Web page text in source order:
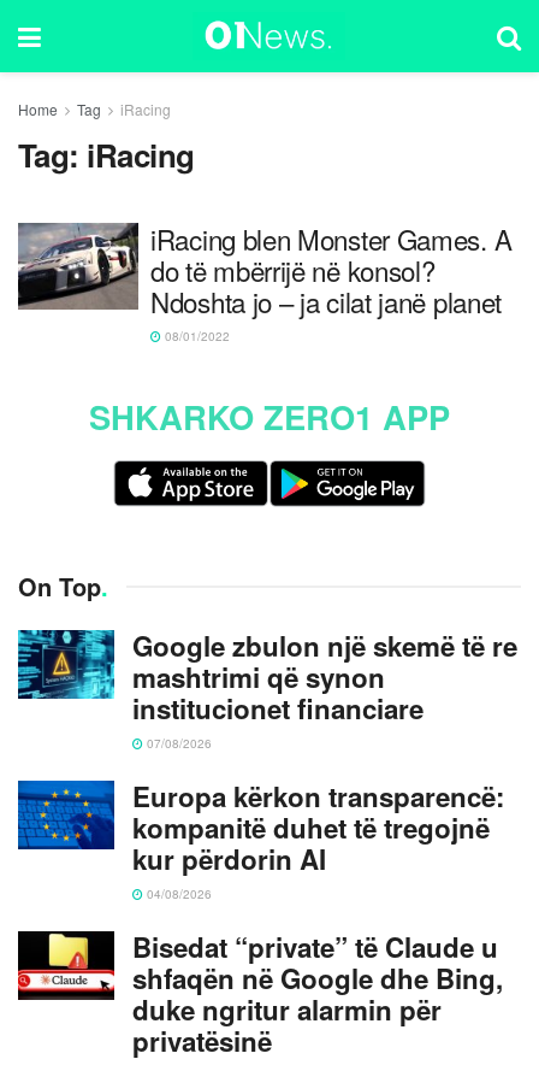
Home Tag iRacing
Tag: iRacing
iRacing blen Monster Games. A
do të mbërrijë në konsol?
Ndoshta jo – ja cilat janë planet
08/01/2022
SHKARKO ZERO1 APP
On Top.
Google zbulon një skemë të re
mashtrimi që synon
institucionet financiare
07/08/2026
Europa kërkon transparencë:
kompanitë duhet të tregojnë
kur përdorin AI
04/08/2026
Bisedat “private” të Claude u
shfaqën në Google dhe Bing,
duke ngritur alarmin për
privatësinë